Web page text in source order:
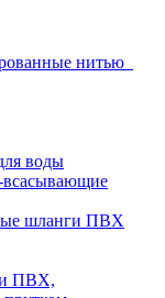
нитью
воды
шланги ПВХ
ПВХ,